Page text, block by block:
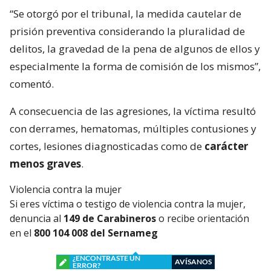
“Se otorgó por el tribunal, la medida cautelar de
prisión preventiva considerando la pluralidad de
delitos, la gravedad de la pena de algunos de ellos y
especialmente la forma de comisión de los mismos”,
comentó.
A consecuencia de las agresiones, la víctima resultó
con derrames, hematomas, múltiples contusiones y
cortes, lesiones diagnosticadas como de carácter
menos graves.
Violencia contra la mujer
Si eres víctima o testigo de violencia contra la mujer,
denuncia al 149 de Carabineroso recibe orientación
en el 800 104 008 del Sernameg
¿ENCONTRASTE UN
ERROR?
AVÍSANOS